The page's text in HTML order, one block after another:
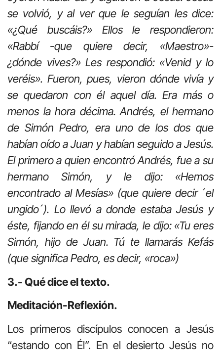
se volvió, y al ver que le seguían les dice:
«¿Qué buscáis?» Ellos le respondieron:
«Rabbí -que quiere decir, «Maestro»-
¿dónde vives?» Les respondió: «Venid y lo
veréis». Fueron, pues, vieron dónde vivía y
se quedaron con él aquel día. Era más o
menos la hora décima. Andrés, el hermano
de Simón Pedro, era uno de los dos que
habían oído a Juan y habían seguido a Jesús.
El primero a quien encontró Andrés, fue a su
hermano Simón, y le dijo: «Hemos
encontrado al Mesías» (que quiere decir ´el
ungido´). Lo llevó a donde estaba Jesús y
éste, fijando en él su mirada, le dijo: «Tu eres
Simón, hijo de Juan. Tú te llamarás Kefás
(que significa Pedro, es decir, «roca»)
3.- Qué dice el texto.
Meditación-Reflexión.
Los primeros discípulos conocen a Jesús
“estando con Él”. En el desierto Jesús no